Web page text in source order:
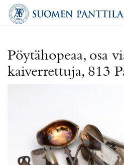
Pöytähopeaa, osa
kaiverrettuja, 813